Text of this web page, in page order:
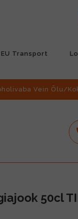
EU Transport
Vein Õlu/
50cl